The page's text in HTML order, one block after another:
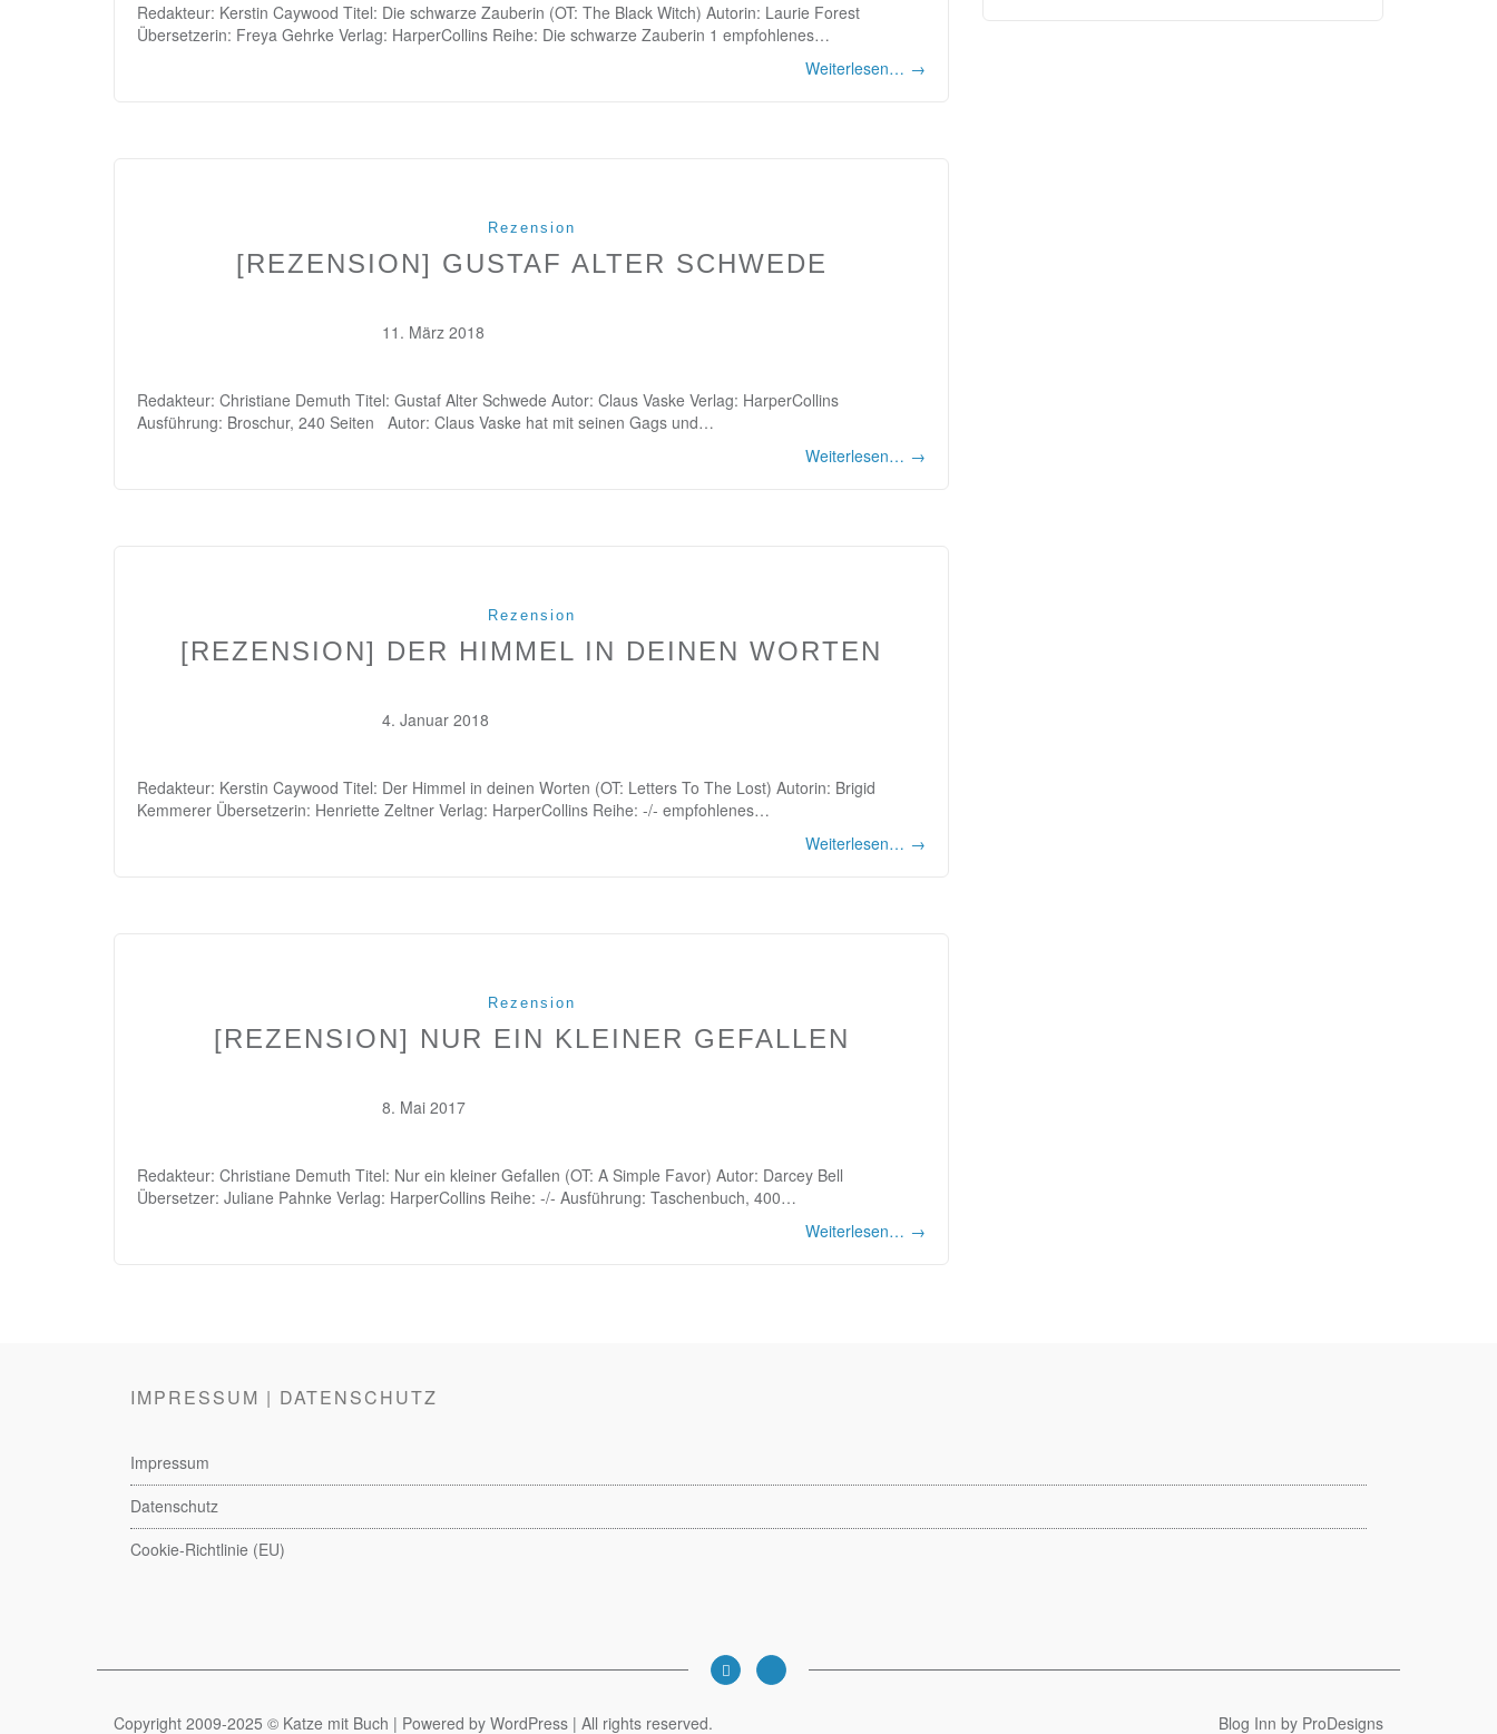
Redakteur: Kerstin Caywood Titel: Die schwarze Zauberin (OT: The Black Witch) Autorin: Laurie Forest
Übersetzerin: Freya Gehrke Verlag: HarperCollins Reihe: Die schwarze Zauberin 1 empfohlenes…
Weiterlesen… →
Rezension
[REZENSION] GUSTAF ALTER SCHWEDE
11. März 2018
Redakteur: Christiane Demuth Titel: Gustaf Alter Schwede Autor: Claus Vaske Verlag: HarperCollins
Ausführung: Broschur, 240 Seiten Autor: Claus Vaske hat mit seinen Gags und…
Weiterlesen… →
Rezension
[REZENSION] DER HIMMEL IN DEINEN WORTEN
4. Januar 2018
Redakteur: Kerstin Caywood Titel: Der Himmel in deinen Worten (OT: Letters To The Lost) Autorin: Brigid
Kemmerer Übersetzerin: Henriette Zeltner Verlag: HarperCollins Reihe: -/- empfohlenes…
Weiterlesen… →
Rezension
[REZENSION] NUR EIN KLEINER GEFALLEN
8. Mai 2017
Redakteur: Christiane Demuth Titel: Nur ein kleiner Gefallen (OT: A Simple Favor) Autor: Darcey Bell
Übersetzer: Juliane Pahnke Verlag: HarperCollins Reihe: -/- Ausführung: Taschenbuch, 400…
Weiterlesen… →
IMPRESSUM | DATENSCHUTZ
Impressum
Datenschutz
Cookie-Richtlinie (EU)
Copyright 2009-2025 © Katze mit Buch | Powered by WordPress | All rights reserved. Blog Inn by ProDesigns